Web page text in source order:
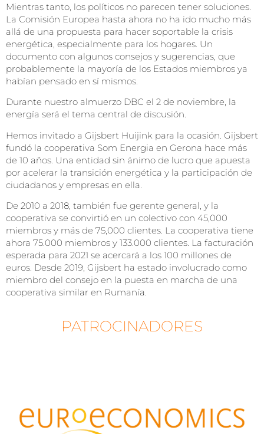
Mientras tanto, los políticos no parecen tener soluciones.
La Comisión Europea hasta ahora no ha ido mucho más
allá de una propuesta para hacer soportable la crisis
energética, especialmente para los hogares. Un
documento con algunos consejos y sugerencias, que
probablemente la mayoría de los Estados miembros ya
habían pensado en sí mismos.
Durante nuestro almuerzo DBC el 2 de noviembre, la
energía será el tema central de discusión.
Hemos invitado a Gijsbert Huijink para la ocasión. Gijsbert
fundó la cooperativa Som Energia en Gerona hace más
de 10 años. Una entidad sin ánimo de lucro que apuesta
por acelerar la transición energética y la participación de
ciudadanos y empresas en ella.
De 2010 a 2018, también fue gerente general, y la
cooperativa se convirtió en un colectivo con 45,000
miembros y más de 75,000 clientes. La cooperativa tiene
ahora 75.000 miembros y 133.000 clientes. La facturación
esperada para 2021 se acercará a los 100 millones de
euros. Desde 2019, Gijsbert ha estado involucrado como
miembro del consejo en la puesta en marcha de una
cooperativa similar en Rumanía.
PATROCINADORES